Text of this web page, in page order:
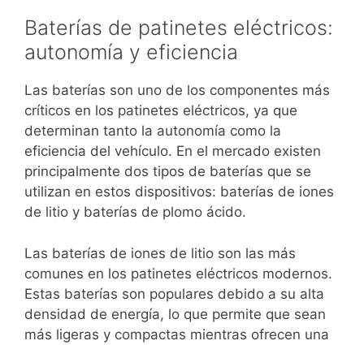
Baterías de patinetes eléctricos:
autonomía y eficiencia
Las baterías son uno de los componentes más
críticos en los patinetes eléctricos, ya que
determinan tanto la autonomía como la
eficiencia del vehículo. En el mercado existen
principalmente dos tipos de baterías que se
utilizan en estos dispositivos: baterías de iones
de litio y baterías de plomo ácido.
Las baterías de iones de litio son las más
comunes en los patinetes eléctricos modernos.
Estas baterías son populares debido a su alta
densidad de energía, lo que permite que sean
más ligeras y compactas mientras ofrecen una